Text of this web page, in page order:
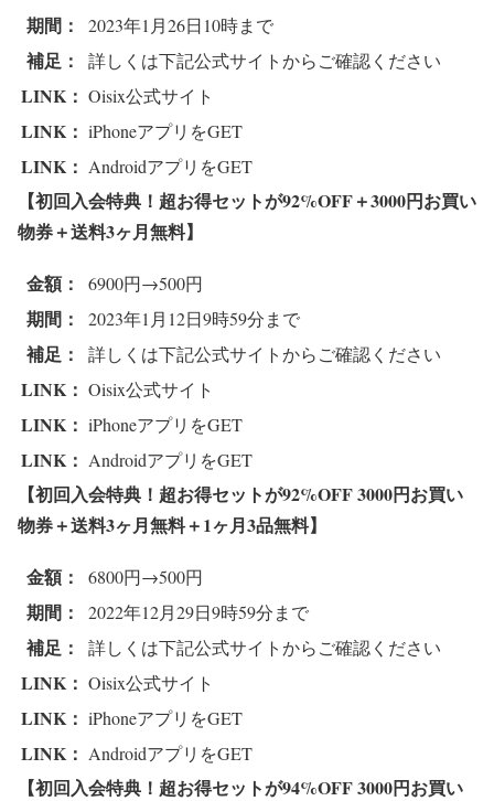
期間： 2023年1月26日10時まで
補足： 詳しくは下記公式サイトからご確認ください
LINK： Oisix公式サイト
LINK： iPhoneアプリをGET
LINK： AndroidアプリをGET
【初回入会特典！超お得セットが92%OFF＋3000円お買い
物券＋送料3ヶ月無料】
金額： 6900円→500円
期間： 2023年1月12日9時59分まで
補足： 詳しくは下記公式サイトからご確認ください
LINK： Oisix公式サイト
LINK： iPhoneアプリをGET
LINK： AndroidアプリをGET
【初回入会特典！超お得セットが92%OFF 3000円お買い
物券＋送料3ヶ月無料＋1ヶ月3品無料】
金額： 6800円→500円
期間： 2022年12月29日9時59分まで
補足： 詳しくは下記公式サイトからご確認ください
LINK： Oisix公式サイト
LINK： iPhoneアプリをGET
LINK： AndroidアプリをGET
【初回入会特典！超お得セットが94%OFF 3000円お買い